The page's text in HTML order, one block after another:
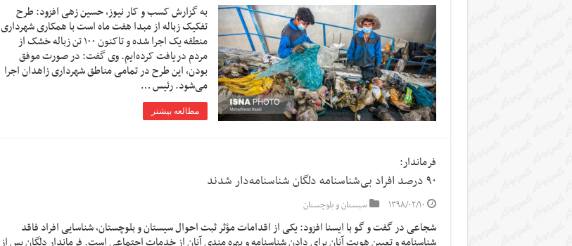
به گزارش کسب و کار نیوز، حسین زهی افزود: طرح
تفکیک زباله از مبدا هفت ماه است با همکاری شهرداری
منطقه یک اجرا شده و تاکنون ۱۰۰ تن زباله خشک از
مردم دریافت کرده‌ایم. وی گفت: در صورت موفق
بودن، این طرح در تمامی مناطق شهرداری زاهدان اجرا
می‌شود. رئیس …
مطالعه بیشتر
فرماندار:
۹۰ درصد افراد بی‌شناسنامه دلگان شناسنامه‌دار شدند
۱۳۹۸/۰۲/۱۰ سیستان و بلوچستان
شجاعی در گفت و گو با ایسنا افزود: یکی از اقدامات مؤثر ثبت احوال سیستان و بلوچستان، شناسایی افراد فاقد